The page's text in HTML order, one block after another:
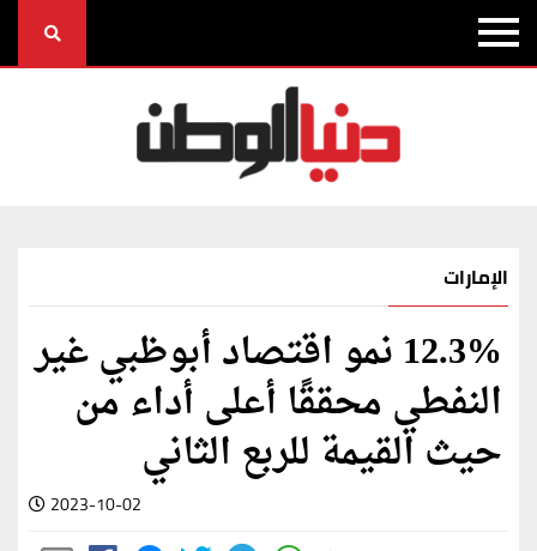
الإمارات
12.3% نمو اقتصاد أبوظبي غير
النفطي محققًا أعلى أداء من
حيث القيمة للربع الثاني
2023-10-02